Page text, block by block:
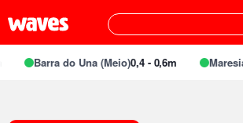
Barra do Una (Meio)0,4 - 0,6m